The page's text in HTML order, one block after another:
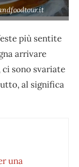
più sentite
arrivare
sono svariate
al significa
una